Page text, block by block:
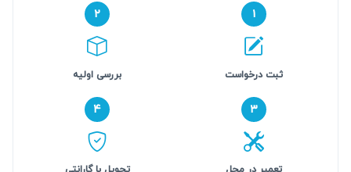
۱
ثبت درخواست
۲
بررسی اولیه
۳ ۴